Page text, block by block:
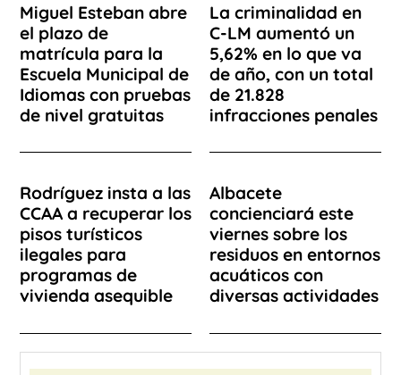
Miguel Esteban abre
el plazo de
matrícula para la
Escuela Municipal de
Idiomas con pruebas
de nivel gratuitas
La criminalidad en
C-LM aumentó un
5,62% en lo que va
de año, con un total
de 21.828
infracciones penales
Rodríguez insta a las
CCAA a recuperar los
pisos turísticos
ilegales para
programas de
vivienda asequible
Albacete
concienciará este
viernes sobre los
residuos en entornos
acuáticos con
diversas actividades